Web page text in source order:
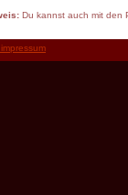
Du kannst auch mit den